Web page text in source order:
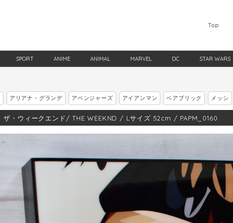
Top
SPORT ANIME ANIMAL MARVEL DC STAR WARS
アリアナ・グランデ アベンジャーズ アイアンマン ベアブリック メッシ
ザ・ウィークエンド/ THE WEEKND / Lサイズ 52cm / PAPM_0160